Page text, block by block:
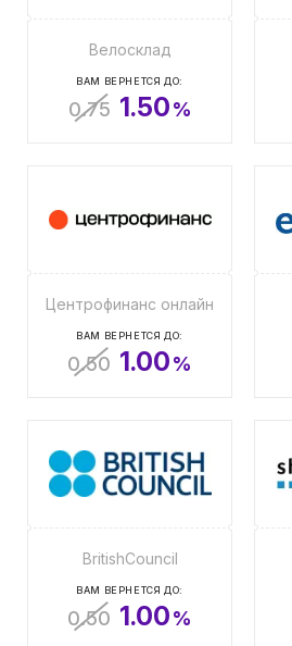
Велосклад
ВАМ ВЕРНЕТСЯ ДО:
0.75 1.50%
Центрофинанс онлайн
ВАМ ВЕРНЕТСЯ ДО:
0.50 1.00%
BritishCouncil
ВАМ ВЕРНЕТСЯ ДО:
0.50 1.00%